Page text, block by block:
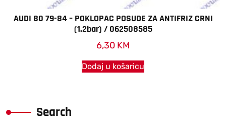
AUDI 80 79-84 – POKLOPAC POSUDE ZA ANTIFRIZ CRNI
(1.2bar) / 062508585
6,30 KM
Dodaj u košaricu
Search